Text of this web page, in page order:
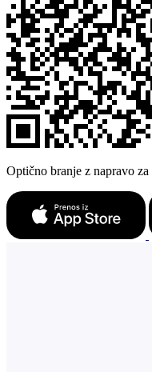
Optično branje z napravo